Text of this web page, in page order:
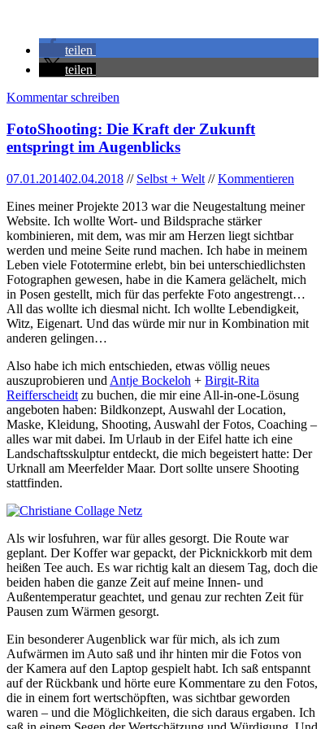
teilen
teilen
Kommentar schreiben
FotoShooting: Die Kraft der Zukunft
entspringt im Augenblicks
07.01.201402.04.2018 // Selbst + Welt //Kommentieren
Eines meiner Projekte 2013 war die Neugestaltung meiner
Website. Ich wollte Wort- und Bildsprache stärker
kombinieren, mit dem, was mir am Herzen liegt sichtbar
werden und meine Seite rund machen. Ich habe in meinem
Leben viele Fototermine erlebt, bin bei unterschiedlichsten
Fotographen gewesen, habe in die Kamera gelächelt, mich
in Posen gestellt, mich für das perfekte Foto angestrengt…
All das wollte ich diesmal nicht. Ich wollte Lebendigkeit,
Witz, Eigenart. Und das würde mir nur in Kombination mit
anderen gelingen…
Also habe ich mich entschieden, etwas völlig neues
auszuprobieren und Antje Bockeloh + Birgit-Rita
Reifferscheidt zu buchen, die mir eine All-in-one-Lösung
angeboten haben: Bildkonzept, Auswahl der Location,
Maske, Kleidung, Shooting, Auswahl der Fotos, Coaching –
alles war mit dabei. Im Urlaub in der Eifel hatte ich eine
Landschaftsskulptur entdeckt, die mich begeistert hatte: Der
Urknall am Meerfelder Maar. Dort sollte unsere Shooting
stattfinden.
Als wir losfuhren, war für alles gesorgt. Die Route war
geplant. Der Koffer war gepackt, der Picknickkorb mit dem
heißen Tee auch. Es war richtig kalt an diesem Tag, doch die
beiden haben die ganze Zeit auf meine Innen- und
Außentemperatur geachtet, und genau zur rechten Zeit für
Pausen zum Wärmen gesorgt.
Ein besonderer Augenblick war für mich, als ich zum
Aufwärmen im Auto saß und ihr hinten mir die Fotos von
der Kamera auf den Laptop gespielt habt. Ich saß entspannt
auf der Rückbank und hörte eure Kommentare zu den Fotos,
die in einem fort wertschöpften, was sichtbar geworden
waren – und die Möglichkeiten, die sich daraus ergaben. Ich